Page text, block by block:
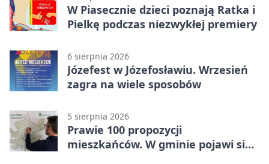
W Piasecznie dzieci poznają Ratka i
Pielkę podczas niezwykłej premiery
6 sierpnia 2026
Józefest w Józefosławiu. Wrzesień
zagra na wiele sposobów
5 sierpnia 2026
Prawie 100 propozycji
mieszkańców. W gminie pojawi się